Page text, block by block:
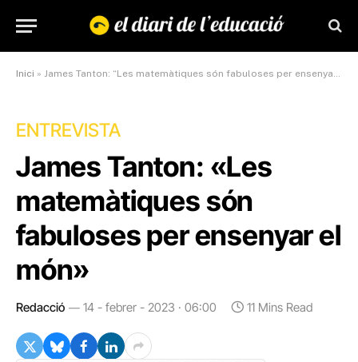
Inici » James Tanton: “Les matemàtiques són fabuloses per ensenyar el món”
ENTREVISTA
James Tanton: «Les
matemàtiques són
fabuloses per ensenyar el
món»
Redacció 14 - febrer - 2023 · 06:00 11 Mins Read